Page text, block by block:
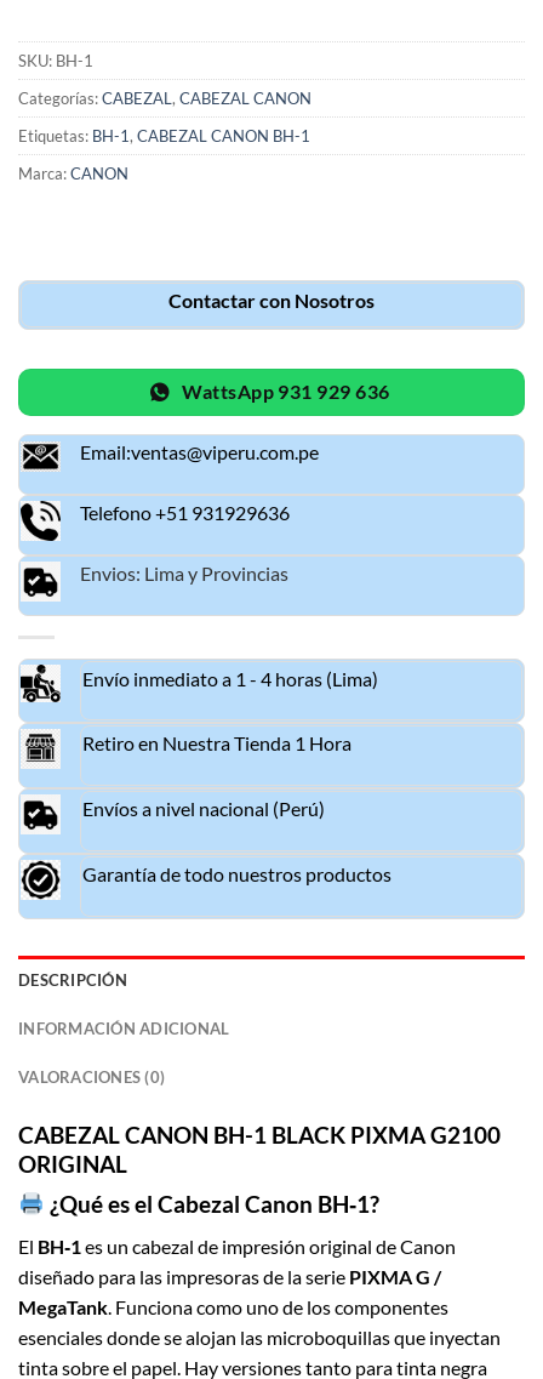
SKU: BH-1
Categorías:CABEZAL , CABEZAL CANON
Etiquetas: BH-1, CABEZAL CANON BH-1
Marca:CANON
Contactar con Nosotros
WattsApp 931 929 636
Email:ventas@viperu.com.pe
Telefono +51 931929636
Envios: Lima y Provincias
Envío inmediato a 1 - 4 horas (Lima)
Retiro en Nuestra Tienda 1 Hora
Envíos a nivel nacional (Perú)
Garantía de todo nuestros productos
DESCRIPCIÓN
INFORMACIÓN ADICIONAL
VALORACIONES (0)
CABEZAL CANON BH-1 BLACK PIXMA G2100
ORIGINAL
¿Qué es el Cabezal Canon BH‑1?
El BH‑1es un cabezal de impresión original de Canon
diseñado para las impresoras de la serie PIXMA G /
MegaTank. Funciona como uno de los componentes
esenciales donde se alojan las microboquillas que inyectan
tinta sobre el papel. Hay versiones tanto para tinta negra